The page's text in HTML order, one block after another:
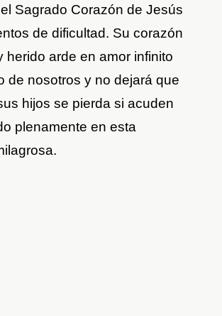
Sagrado Corazón de Jesús
de dificultad. Su corazón
herido arde en amor infinito
de nosotros y no dejará que
hijos se pierda si acuden
plenamente en esta